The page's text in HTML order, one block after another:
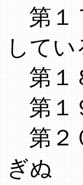
第１
してい
第１
第１
第２
ぎぬ